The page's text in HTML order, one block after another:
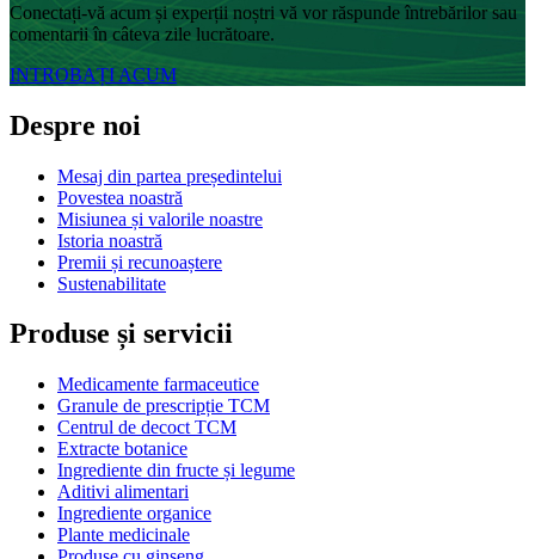
Conectați-vă acum și experții noștri vă vor răspunde întrebărilor sau
comentarii în câteva zile lucrătoare.
INTROBAȚI ACUM
Despre noi
Mesaj din partea președintelui
Povestea noastră
Misiunea și valorile noastre
Istoria noastră
Premii și recunoaștere
Sustenabilitate
Produse și servicii
Medicamente farmaceutice
Granule de prescripție TCM
Centrul de decoct TCM
Extracte botanice
Ingrediente din fructe și legume
Aditivi alimentari
Ingrediente organice
Plante medicinale